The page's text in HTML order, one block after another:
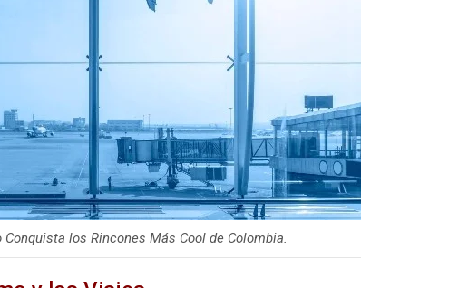
Conquista los Rincones Más Cool de Colombia.